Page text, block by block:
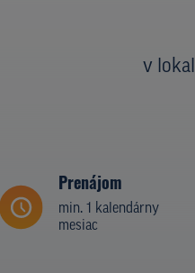
v
Prenájom
min. 1 kalendárny
mesiac